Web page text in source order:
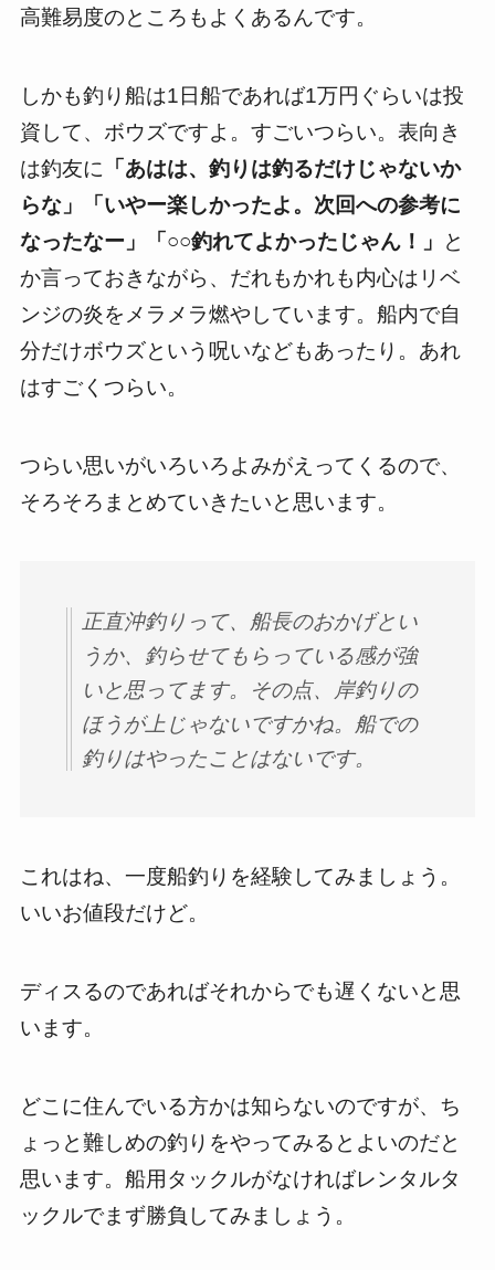
高難易度のところもよくあるんです。
しかも釣り船は1日船であれば1万円ぐらいは投
資して、ボウズですよ。すごいつらい。表向き
は釣友に 「あはは、釣りは釣るだけじゃないか
らな」「いやー楽しかったよ。次回への参考に
なったなー」「○○釣れてよかったじゃん！」
と
か言っておきながら、だれもかれも内心はリベ
ンジの炎をメラメラ燃やしています。船内で自
分だけボウズという呪いなどもあったり。あれ
はすごくつらい。
つらい思いがいろいろよみがえってくるので、
そろそろまとめていきたいと思います。
正直沖釣りって、船長のおかげとい
うか、釣らせてもらっている感が強
いと思ってます。その点、岸釣りの
ほうが上じゃないですかね。船での
釣りはやったことはないです。
これはね、一度船釣りを経験してみましょう。
いいお値段だけど。
ディスるのであればそれからでも遅くないと思
います。
どこに住んでいる方かは知らないのですが、ち
ょっと難しめの釣りをやってみるとよいのだと
思います。船用タックルがなければレンタルタ
ックルでまず勝負してみましょう。